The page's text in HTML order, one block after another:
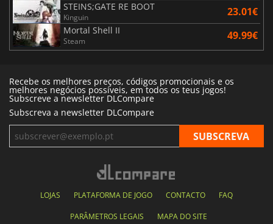
STEINS;GATE RE BOOT
Kinguin 23.01€
Mortal Shell II
Steam 49.99€
Recebe os melhores preços, códigos promocionais e os
melhores negócios possíveis, em todos os teus jogos!
Subscreve a newsletter DLCompare
Subscreva a newsletter DLCompare
LOJAS PLATAFORMA DE JOGO CONTACTO FAQ
PARÂMETROS LEGAIS MAPA DO SITE